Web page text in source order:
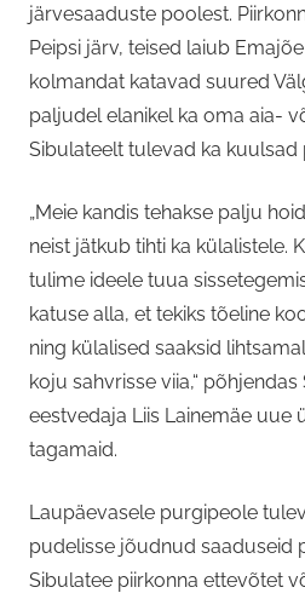
järvesaaduste poolest.
Peipsi järv, teised laiub
kolmandat katavad suured
paljudel elanikel ka oma aia-
Sibulateelt tulevad ka kuulsad
„Meie kandis tehakse palju
neist jätkub tihti ka külalistele.
tulime ideele tuua
katuse alla, et tekiks tõeline
ning külalised saaksid
koju sahvrisse viia,“
eestvedaja Liis Lainemäe uue
tagamaid.
Laupäevasele purgipeole
pudelisse jõudnud saaduseid
Sibulatee piirkonna ettevõtet